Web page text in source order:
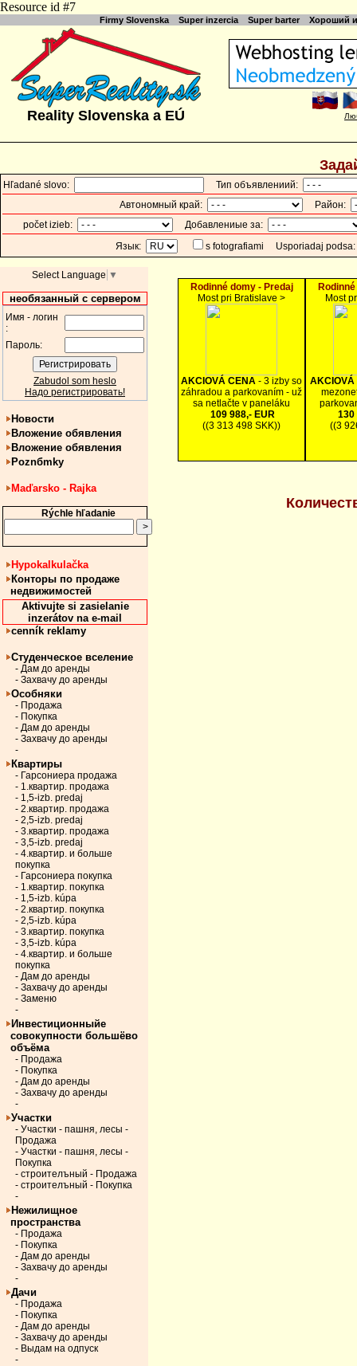
Resource id #7
Firmy Slovenska Super inzercia Super barter Хороший
Reality Slovenska a EÚ
Hľadané slovo:
Тип объявлениий:
Автономный край:
Район:
počet izieb:
Добавлениые за:
Язык:
s fotografiami Usporiadaj podѕa:
Select Language ▼
необязанный с сервером
Имя - логин
:
Пароль:
Zabudol som heslo
Надо регистрировать!
Новости
Вложение обявления
Вложение обявления
Poznбmky
Maďarsko - Rajka
Rýchle hľadanie
Hypokalkulačka
Конторы по продаже
недвижимостей
Aktivujte si zasielanie
inzerátov na e-mail
cenník reklamy
Студенческое вселение
- Дам до аренды
- Захвачу до аренды
Особняки
- Продажа
- Покупка
- Дам до аренды
- Захвачу до аренды
-
Квартиры
- Гарсониера продажа
- 1.квартир. продажа
- 1,5-izb. predaj
- 2.квартир. продажа
- 2,5-izb. predaj
- 3.квартир. продажа
- 3,5-izb. predaj
- 4.квартир. и больше
покупка
- Гарсониера покупка
- 1.квартир. покупка
- 1,5-izb. kúpa
- 2.квартир. покупка
- 2,5-izb. kúpa
- 3.квартир. покупка
- 3,5-izb. kúpa
- 4.квартир. и больше
покупка
- Дам до аренды
- Захвачу до аренды
- Заменю
-
Инвестиционныйе
совокупности большёво
объёма
- Продажа
- Покупка
- Дам до аренды
- Захвачу до аренды
-
Участки
- Участки - пашня, лесы -
Продажа
- Участки - пашня, лесы -
Покупка
- строителъный - Продажа
- строителъный - Покупка
-
Нежилищное
пространства
- Продажа
- Покупка
- Дам до аренды
- Захвачу до аренды
-
Дачи
- Продажа
- Покупка
- Дам до аренды
- Захвачу до аренды
- Выдам на одпуск
-
Rodinné domy - Predaj
Most pri Bratislave >
AKCIOVÁ CENA - 3 izby so
záhradou a parkovaním - už
sa netlačte v paneláku
109 988,- EUR
((3 313 498 SKK))
Most
130
((3